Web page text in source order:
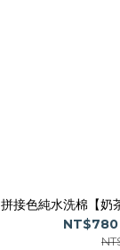
拼接色純水洗棉【奶